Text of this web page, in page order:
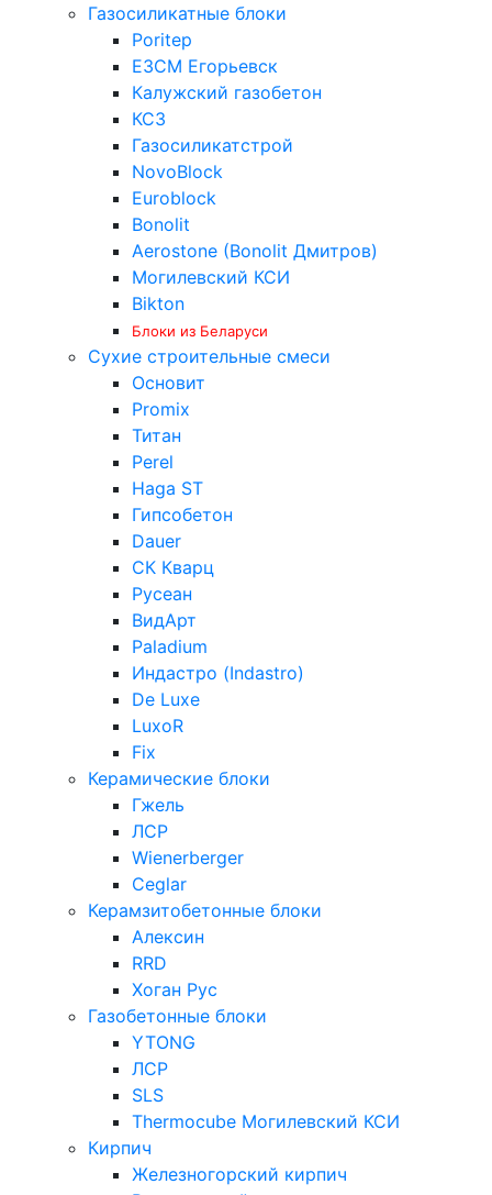
Газосиликатные блоки
Poritep
ЕЗСМ Егорьевск
Калужский газобетон
КСЗ
Газосиликатстрой
NovoBlock
Euroblock
Bonolit
Aerostone (Bonolit Дмитров)
Могилевский КСИ
Bikton
Блоки из Беларуси
Сухие строительные смеси
Основит
Promix
Титан
Perel
Haga ST
Гипсобетон
Dauer
СК Кварц
Русеан
ВидАрт
Paladium
Индастро (Indastro)
De Luxe
LuxoR
Fix
Керамические блоки
Гжель
ЛСР
Wienerberger
Ceglar
Керамзитобетонные блоки
Алексин
RRD
Хоган Рус
Газобетонные блоки
YTONG
ЛСР
SLS
Thermocube Могилевский КСИ
Кирпич
Железногорский кирпич